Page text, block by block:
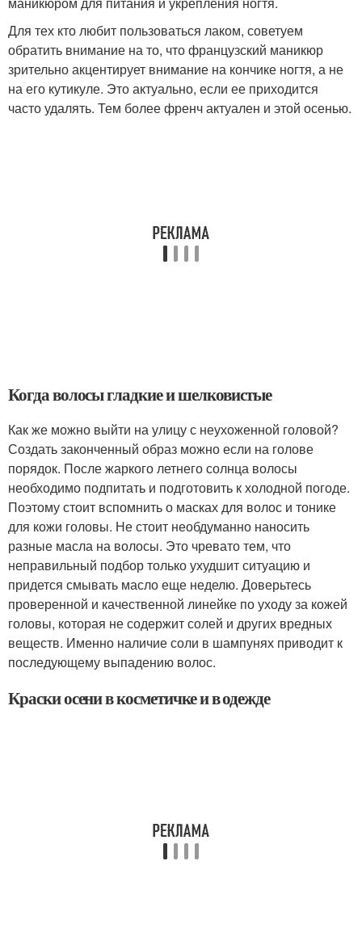
Для тех кто любит пользоваться лаком, советуем
обратить внимание на то, что французский маникюр
зрительно акцентирует внимание на кончике ногтя, а не
на его кутикуле. Это актуально, если ее приходится
часто удалять. Тем более френч актуален и этой осенью.
Когда волосы гладкие и шелковистые
Как же можно выйти на улицу с неухоженной головой?
Создать законченный образ можно если на голове
порядок. После жаркого летнего солнца волосы
необходимо подпитать и подготовить к холодной погоде.
Поэтому стоит вспомнить о масках для волос и тонике
для кожи головы. Не стоит необдуманно наносить
разные масла на волосы. Это чревато тем, что
неправильный подбор только ухудшит ситуацию и
придется смывать масло еще неделю. Доверьтесь
проверенной и качественной линейке по уходу за кожей
головы, которая не содержит солей и других вредных
веществ. Именно наличие соли в шампунях приводит к
последующему выпадению волос.
Краски осени в косметичке и в одежде